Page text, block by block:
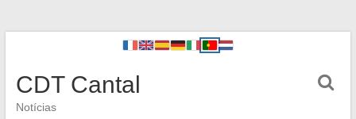
CDT Cantal
Notícias